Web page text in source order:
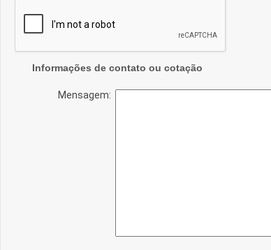
Informações de contato ou cotação
Mensagem: